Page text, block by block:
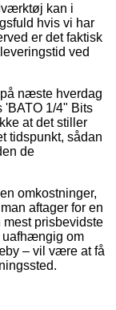
kan i
hvis vi har
er det faktisk
ved
næste hverdag
'BATO 1/4" Bits
at det stiller
tidspunkt, sådan
de
omkostninger,
aftager for en
prisbevidste
uafhængig om
– vil være at få